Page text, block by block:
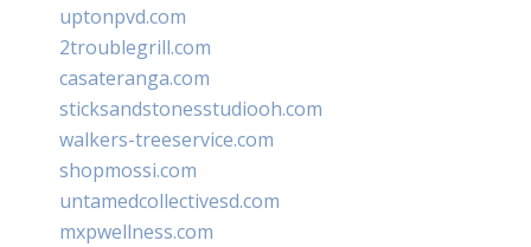
uptonpvd.com
2troublegrill.com
casateranga.com
sticksandstonesstudiooh.com
walkers-treeservice.com
shopmossi.com
untamedcollectivesd.com
mxpwellness.com